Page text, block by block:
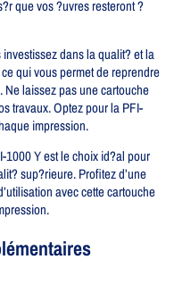
que vos ?uvres resteront ?
investissez dans la qualit? et la
qui vous permet de reprendre
Ne laissez pas une cartouche
travaux. Optez pour la PFI-
impression.
1000 Y est le choix id?al pour
sup?rieure. Profitez d’une
avec cette cartouche